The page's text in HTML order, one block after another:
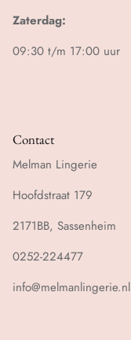
Zaterdag:
09:30 t/m 17:00 uur
Contact
Melman Lingerie
Hoofdstraat 179
2171BB, Sassenheim
0252-224477
info@melmanlingerie.nl